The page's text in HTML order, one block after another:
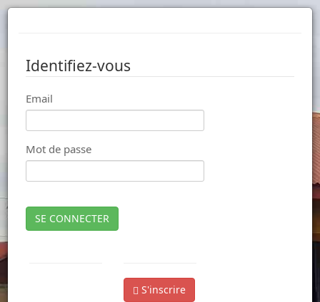
Identifiez-vous
Email
Mot de passe
SE CONNECTER
S'inscrire